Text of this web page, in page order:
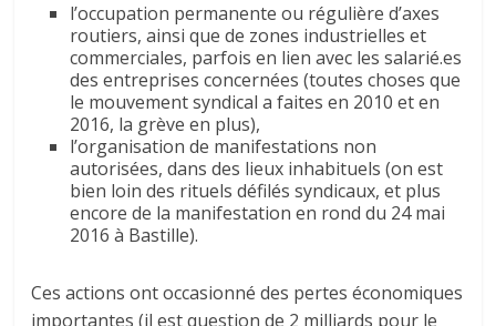
l’occupation permanente ou régulière d’axes
routiers, ainsi que de zones industrielles et
commerciales, parfois en lien avec les salarié.es
des entreprises concernées (toutes choses que
le mouvement syndical a faites en 2010 et en
2016, la grève en plus),
l’organisation de manifestations non
autorisées, dans des lieux inhabituels (on est
bien loin des rituels défilés syndicaux, et plus
encore de la manifestation en rond du 24 mai
2016 à Bastille).
Ces actions ont occasionné des pertes économiques
importantes (il est question de 2 milliards pour le